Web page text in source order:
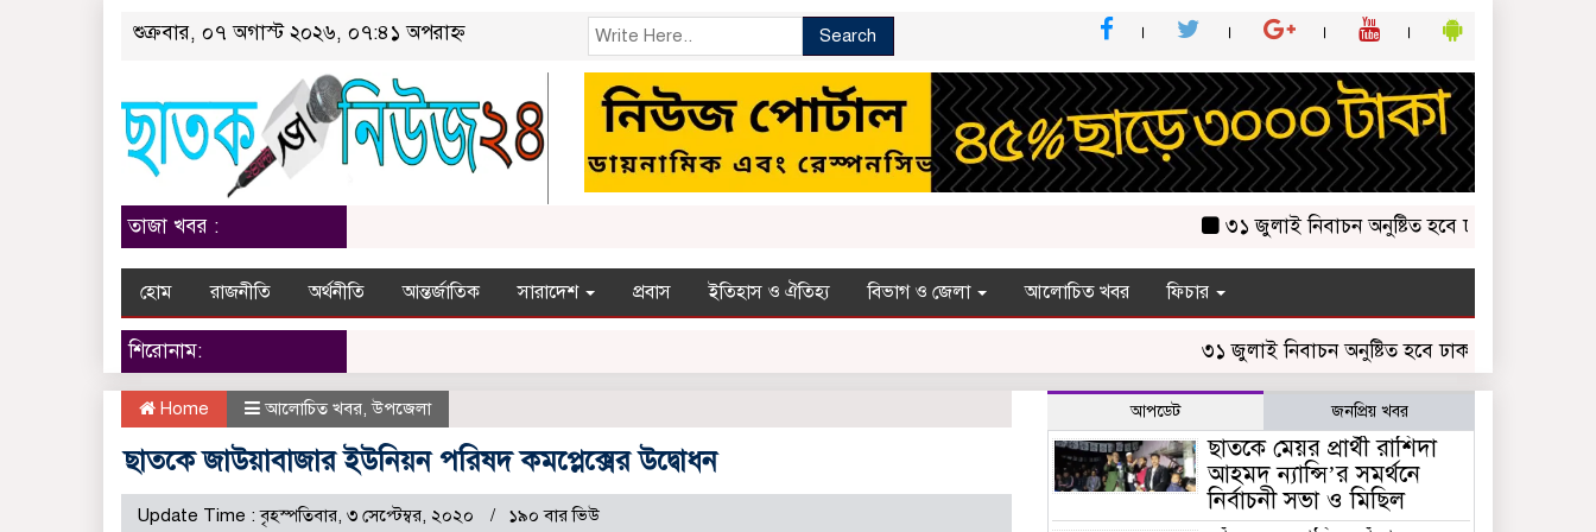
শুক্রবার, ০৭ অগাস্ট ২০২৬, ০৭:৪১ অপরাহ্ন Search
তাজা খবর : ৩১ জুলাই নিবাচন অনু‌ষ্টিত হ‌বে ঢাকায় জালালাবাদ
হোম রাজনীতি অর্থনীতি আন্তর্জাতিক সারাদেশ প্রবাস ইতিহাস ও ঐতিহ্য বিভাগ ও জেলা আলোচিত খবর ফিচার
শিরোনাম: ৩১ জুলাই নিবাচন অনু‌ষ্টিত হ‌বে ঢাকায় জালালাবাদ
Home আলোচিত খবর,উপজেলা
ছাতকে জাউয়াবাজার ইউনিয়ন পরিষদ কমপ্লেক্সের উদ্বোধন
Update Time : বৃহস্পতিবার, ৩ সেপ্টেম্বর, ২০২০ ১৯০ বার ভিউ
আপডেট জনপ্রিয় খবর
ছাতকে মেয়র প্রার্থী রাশিদা
আহমদ ন্যান্সি’র সমর্থনে
নির্বাচনী সভা ও মিছিল